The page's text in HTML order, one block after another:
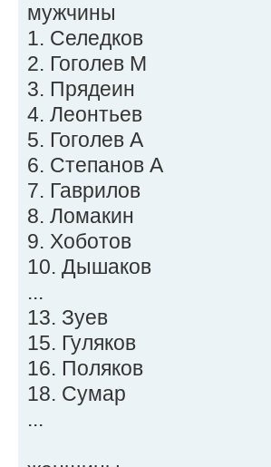
мужчины
1. Селедков
2. Гоголев М
3. Прядеин
4. Леонтьев
5. Гоголев А
6. Степанов А
7. Гаврилов
8. Ломакин
9. Хоботов
10. Дышаков
...
13. Зуев
15. Гуляков
16. Поляков
18. Сумар
...